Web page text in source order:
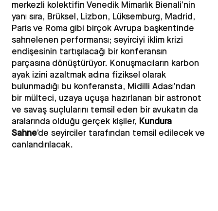
merkezli kolektifin Venedik Mimarlık Bienali’nin
yanı sıra, Brüksel, Lizbon, Lüksemburg, Madrid,
Paris ve Roma gibi birçok Avrupa başkentinde
sahnelenen performansı; seyirciyi iklim krizi
endişesinin tartışılacağı bir konferansın
parçasına dönüştürüyor. Konuşmacıların karbon
ayak izini azaltmak adına fiziksel olarak
bulunmadığı bu konferansta, Midilli Adası’ndan
bir mülteci, uzaya uçuşa hazırlanan bir astronot
ve savaş suçlularını temsil eden bir avukatın da
aralarında olduğu gerçek kişiler, Kundura
Sahne’de seyirciler tarafından temsil edilecek ve
canlandırılacak.